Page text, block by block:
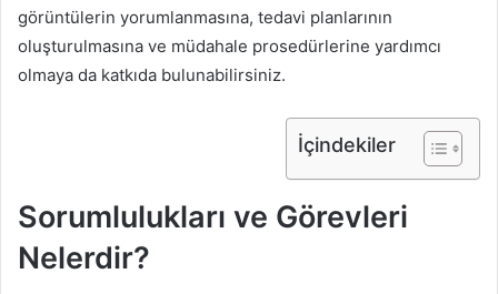
görüntülerin yorumlanmasına, tedavi planlarının
oluşturulmasına ve müdahale prosedürlerine yardımcı
olmaya da katkıda bulunabilirsiniz.
İçindekiler
Sorumlulukları ve Görevleri
Nelerdir?